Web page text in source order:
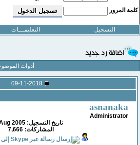
كلمة المرور
التسجيل التعليمـــات
أدوات الموضوع
09-11-2018
asnanaka
Administrator
تاريخ التسجيل: Aug 2005
المشاركات: 7,666